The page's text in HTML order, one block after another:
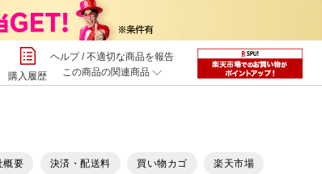
購入履歴
ヘルプ/不適切な商品を報告
この商品の関連商品